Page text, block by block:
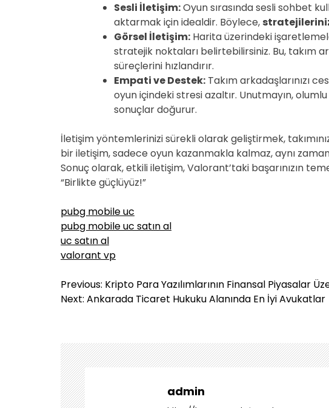
Sesli İletişim:Oyun sırasında sesli sohbet
aktarmak için idealdir. Böylece,
Görsel İletişim: Harita üzerindeki
stratejik noktaları belirtebilirsiniz. Bu, takım
süreçlerini hızlandırır.
Empati ve Destek: Takım arkadaşlarınızı
oyun içindeki stresi azaltır. Unutmayın,
sonuçlar doğurur.
İletişim yöntemlerinizi sürekli olarak geliştirmek,
bir iletişim, sadece oyun kazanmakla kalmaz, aynı
Sonuç olarak, etkili iletişim, Valorant’taki başarınızın
“Birlikte güçlüyüz!”
pubg mobile uc
pubg mobile uc satın al
uc satın al
valorant vp
Y
a
g
e
z
i
n
Previous: Kripto Para Yazılımlarının Finansal Piyasalar
Next: Ankarada Ticaret Hukuku Alanında En İyi Avukatlar
admin